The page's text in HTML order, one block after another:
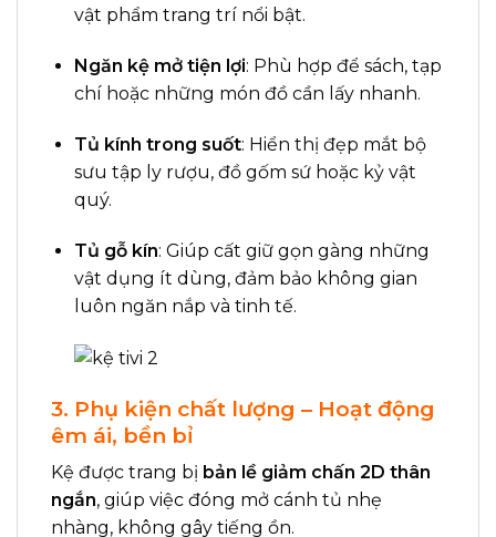
vật phẩm trang trí nổi bật.
Ngăn kệ mở tiện lợi: Phù hợp để sách, tạp
chí hoặc những món đồ cần lấy nhanh.
Tủ kính trong suốt: Hiển thị đẹp mắt bộ
sưu tập ly rượu, đồ gốm sứ hoặc kỷ vật
quý.
Tủ gỗ kín: Giúp cất giữ gọn gàng những
vật dụng ít dùng, đảm bảo không gian
luôn ngăn nắp và tinh tế.
3. Phụ kiện chất lượng – Hoạt động
êm ái, bền bỉ
Kệ được trang bị bản lề giảm chấn 2D thân
ngắn, giúp việc đóng mở cánh tủ nhẹ
nhàng, không gây tiếng ồn.